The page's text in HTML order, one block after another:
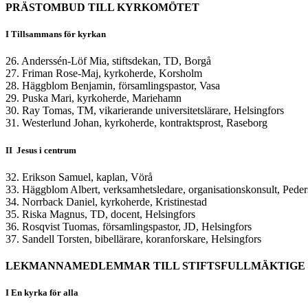
PRÄSTOMBUD TILL KYRKOMÖTET
I Tillsammans för kyrkan
26. Anderssén-Löf Mia, stiftsdekan, TD, Borgå
27. Friman Rose-Maj, kyrkoherde, Korsholm
28. Häggblom Benjamin, församlingspastor, Vasa
29. Puska Mari, kyrkoherde, Mariehamn
30. Ray Tomas, TM, vikarierande universitetslärare, Helsingfors
31. Westerlund Johan, kyrkoherde, kontraktsprost, Raseborg
II Jesus i centrum
32. Erikson Samuel, kaplan, Vörå
33. Häggblom Albert, verksamhetsledare, organisationskonsult,
34. Norrback Daniel, kyrkoherde, Kristinestad
35. Riska Magnus, TD, docent, Helsingfors
36. Rosqvist Tuomas, församlingspastor, JD, Helsingfors
37. Sandell Torsten, bibellärare, koranforskare, Helsingfors
LEKMANNAMEDLEMMAR TILL STIFTSFULLMÄKTIGE
I En kyrka för alla